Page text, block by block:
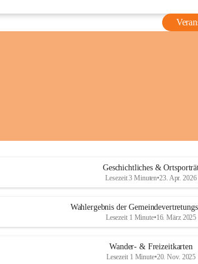
Geschichtliches &
Lesezeit 3 Minuten•23. Apr. 2026
Wahlergebnis der
Lesezeit 1 Minute•16. März 2025
Wander- & Freizeitkarten
Lesezeit 1 Minute•20. Nov. 2025